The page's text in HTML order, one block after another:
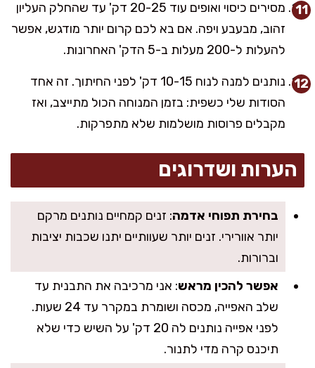
מסירים כיסוי ואופים עוד 20-25 דק' עד שהחלק העליון
זהוב, מבעבע ויפה. אם בא לכם קרום יותר מודגש, אפשר
להעלות ל-200 מעלות ב-5 הדק' האחרונות.
נותנים למנה לנוח 10-15 דק' לפני החיתוך. זה אחד
הסודות שלי כשפית: בזמן המנוחה הכול מתייצב, ואז
מקבלים פרוסות מושלמות שלא מתפרקות.
הערות ושדרוגים
בחירת תפוחי אדמה: זנים קמחיים נותנים מרקם
יותר אוורירי. זנים יותר שעוותיים יתנו שכבות יציבות
וברורות.
אפשר להכין מראש: אני מרכיבה את התבנית עד
שלב האפייה, מכסה ושומרת במקרר עד 24 שעות.
לפני אפייה נותנים לה 20 דק' על השיש כדי שלא
תיכנס קרה מדי לתנור.